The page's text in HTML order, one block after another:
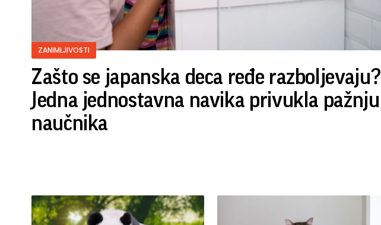
ZANIMLJIVOSTI
Zašto se japanska deca ređe razboljevaju?
Jedna jednostavna navika privukla pažnju
naučnika